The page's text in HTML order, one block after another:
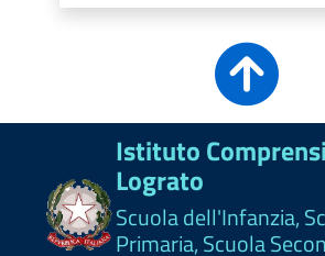
Istituto
Lograto
Scuola dell'Infanzia,
Primaria, Scuola